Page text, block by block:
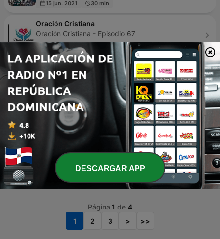
15 jun. 2021 30 min
Oración Cristiana
Oración Cristiana - Episodio 67
07 nov. 2022
Alabanza y Reflexión
Oscar Guerra - Episodio 4
15 nov. 2025
Vida Cristiana
Gilbert Ortiz Hurtado - Episodio 4
24 ene. 2021
Espíritu Santo
Antonio Cesar Guel - Episodio 35
06 sep. 2023
Página 1 de 4
1
2 3 > >>
DESCARGAR APP